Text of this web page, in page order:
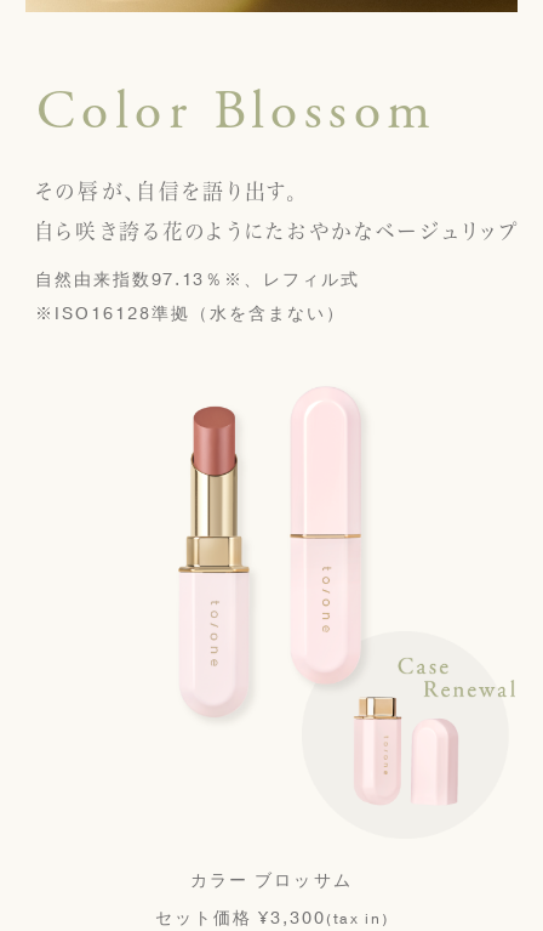
Color Blossom
その唇が、自信を語り出す。
自ら咲き誇る花のようにたおやかなベージュリップ
自然由来指数97.13％※、レフィル式
※ISO16128準拠（水を含まない）
カラー ブロッサム
セット価格 ¥3,300(tax in)